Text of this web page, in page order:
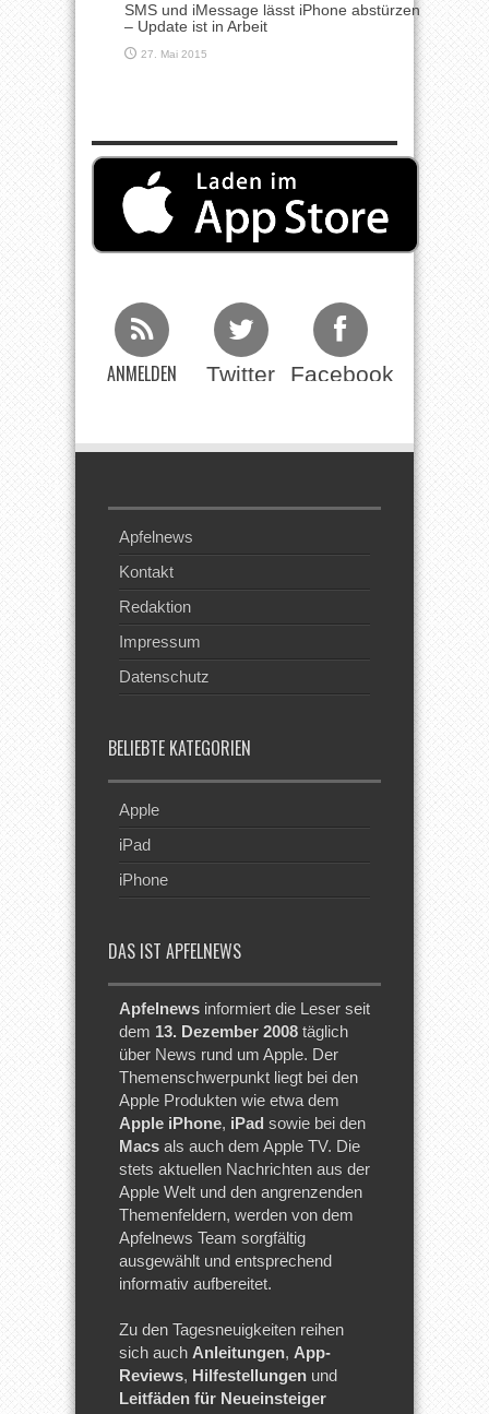
SMS und iMessage lässt iPhone abstürzen
– Update ist in Arbeit
27. Mai 2015
ANMELDEN Twitter Facebook
Apfelnews
Kontakt
Redaktion
Impressum
Datenschutz
BELIEBTE KATEGORIEN
Apple
iPad
iPhone
DAS IST APFELNEWS
Apfelnews informiert die Leser seit
dem 13. Dezember 2008 täglich
über News rund um Apple. Der
Themenschwerpunkt liegt bei den
Apple Produkten wie etwa dem
Apple iPhone, iPad sowie bei den
Macs als auch dem Apple TV. Die
stets aktuellen Nachrichten aus der
Apple Welt und den angrenzenden
Themenfeldern, werden von dem
Apfelnews Team sorgfältig
ausgewählt und entsprechend
informativ aufbereitet.
Zu den Tagesneuigkeiten reihen
sich auch Anleitungen, App-
Reviews, Hilfestellungen und
Leitfäden für Neueinsteiger